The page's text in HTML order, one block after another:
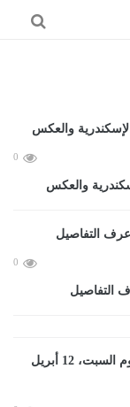
0
والعكس
0
التفاصيل